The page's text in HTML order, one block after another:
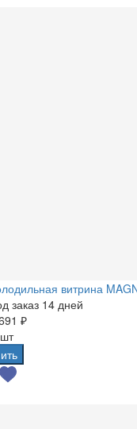
витрина
заказ 14 дней
₽